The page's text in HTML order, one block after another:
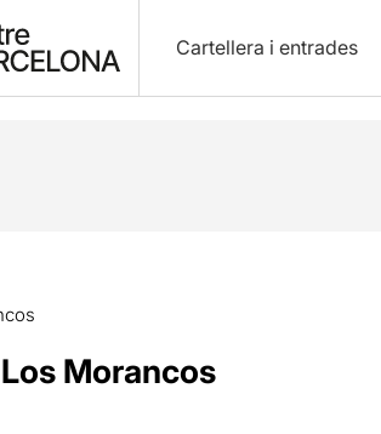
Cartellera i entrades
Los Morancos